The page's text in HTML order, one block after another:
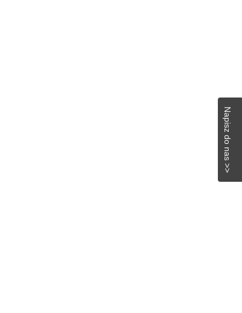
Napisz do nas >>